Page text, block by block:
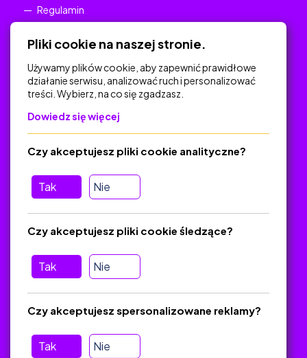
Regulamin
Na skróty
Polityka Prywatności
Regulamin
O platformie
Baza materiałów dydaktycznych
Jak zostać autorem
FAQ
wiadomość nie trafiła do folderu SPAM)
Pliki cookie na naszej stronie.
Używamy plików cookie, aby zapewnić prawidłowe
działanie serwisu, analizować ruch i personalizować
treści. Wybierz, na co się zgadzasz.
Dowiedz się więcej
Tak Nie
Czy akceptujesz pliki cookie analityczne?
Tak Nie
Czy akceptujesz pliki cookie śledzące?
Tak Nie
Czy akceptujesz spersonalizowane reklamy?